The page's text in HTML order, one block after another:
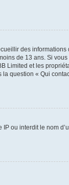
des
de 13 ans. Si
Limited et les
question « Qui
ou interdit le nom